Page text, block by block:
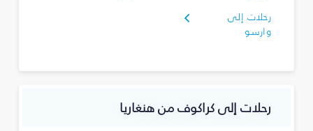
رحلات إلى
وارسو
رحلات إلى كراكوف من هنغاريا